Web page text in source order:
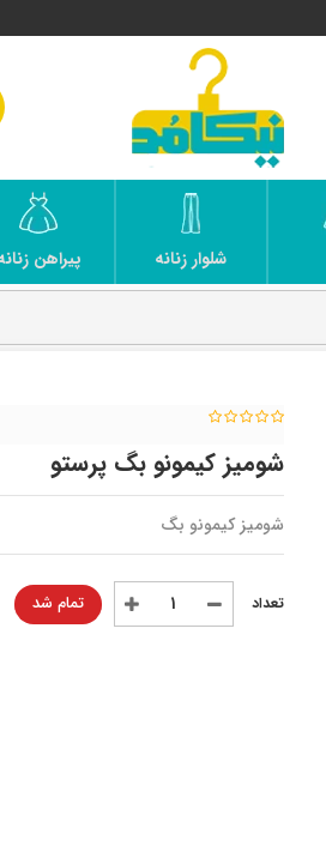
شلوار زنانه پیراهن
شومیز کیمونو بگ پرستو
شومیز کیمونو بگ
تمام شد